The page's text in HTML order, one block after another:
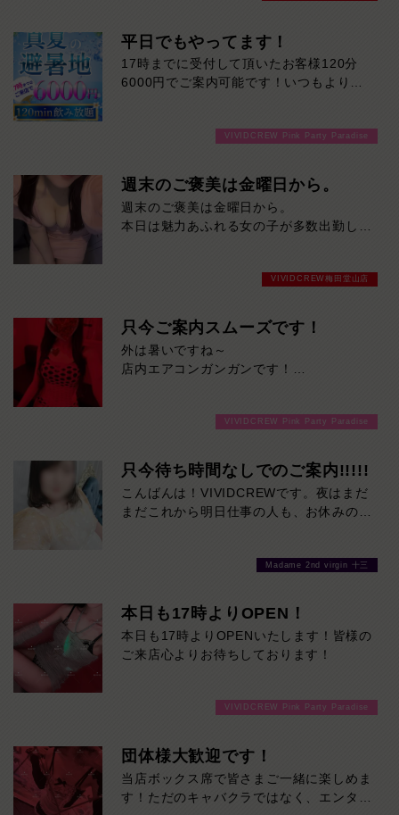
ます。
会話の楽しさはもちろん、隣にいるだけで
特別な時間を感じさせてくれる存在。
会いいただきたいおすすめの女性です。
ださい。
平日でもやってます！
17時までに受付して頂いたお客様120分
6000円でご案内可能です！いつもより長
VIVIDCREW Pink Party Paradise
週末のご褒美は金曜日から。
週末のご褒美は金曜日から。
本日は魅力あふれる女の子が多数出勤し、
「仕事終わりに少し癒されたい」
そんな方にぴったりの一日。
タイプの違う女の子が勢揃いしているの
で、きっとお気に入りの一人が見つかるは
ずです。
金曜日だからこその特別な盛り上がりを、
ぜひ当店でお楽しみください。
VIVIDCREW梅田堂山店
只今ご案内スムーズです！
外は暑いですね～
店内エアコンガンガンです！
ご来店お待ちしております！VIVIDCREW Pink Party Paradise
只今待ち時間なしでのご案内!!!!!
こんばんは！VIVIDCREWです。夜はまだ
まだこれから明日仕事の人も、お休みの方
Madame 2nd virgin 十三
本日も17時よりOPEN！
本日も17時よりOPENいたします！皆様の
ご来店心よりお待ちしております！
VIVIDCREW Pink Party Paradise
団体様大歓迎です！
当店ボックス席で皆さまご一緒に楽しめま
す！ただのキャバクラではなく、エンター